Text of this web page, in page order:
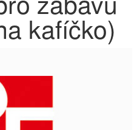
kafíčko)